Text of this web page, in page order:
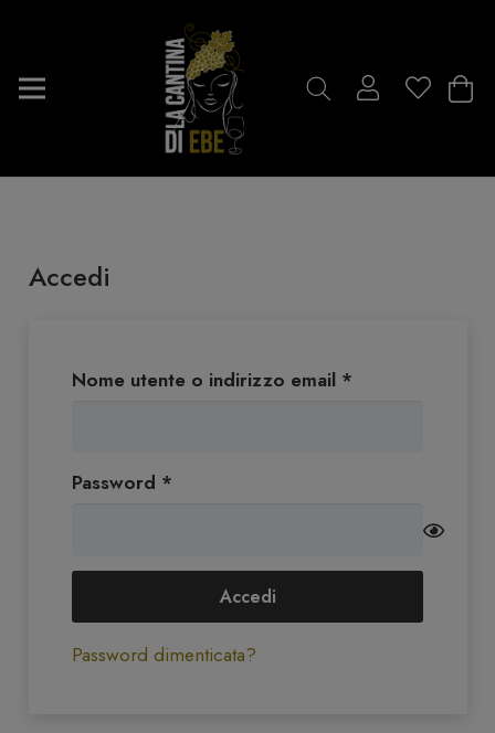
Accedi
Nome utente o indirizzo email *
Password *
Accedi
Password dimenticata?